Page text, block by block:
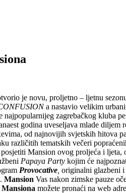
je novu, proljetno – ljetnu
a nastavio velikim
zagrebačkog kluba
godina uveseljava mlade
od najnovijih svjetskih hitova
različitih tematskih večeri
Mansion ovog proljeća i ljeta,
Papaya Party kojim će
Provocative originalni glazbeni
Mansion Vas nakon zimske pauze
Mansiona možete pronaći na web